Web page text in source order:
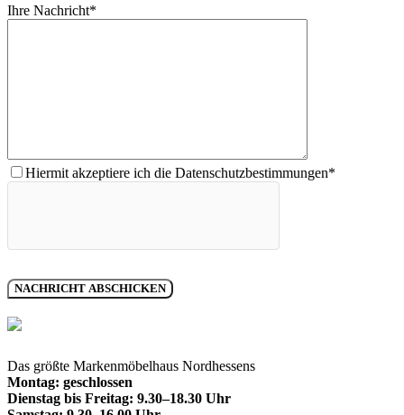
Ihre Nachricht*
Hiermit akzeptiere ich die Datenschutzbestimmungen*
Das größte Markenmöbelhaus Nordhessens
Montag: geschlossen
Dienstag bis Freitag: 9.30–18.30 Uhr